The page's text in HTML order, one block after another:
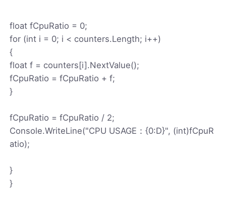
float fCpuRatio = 0;
for (int i = 0; i < counters.Length; i++)
{
float f = counters[i].NextValue();
fCpuRatio = fCpuRatio + f;
}
fCpuRatio = fCpuRatio / 2;
Console.WriteLine("CPU USAGE：{0:D}", (int)fCpuR
atio);
}
}